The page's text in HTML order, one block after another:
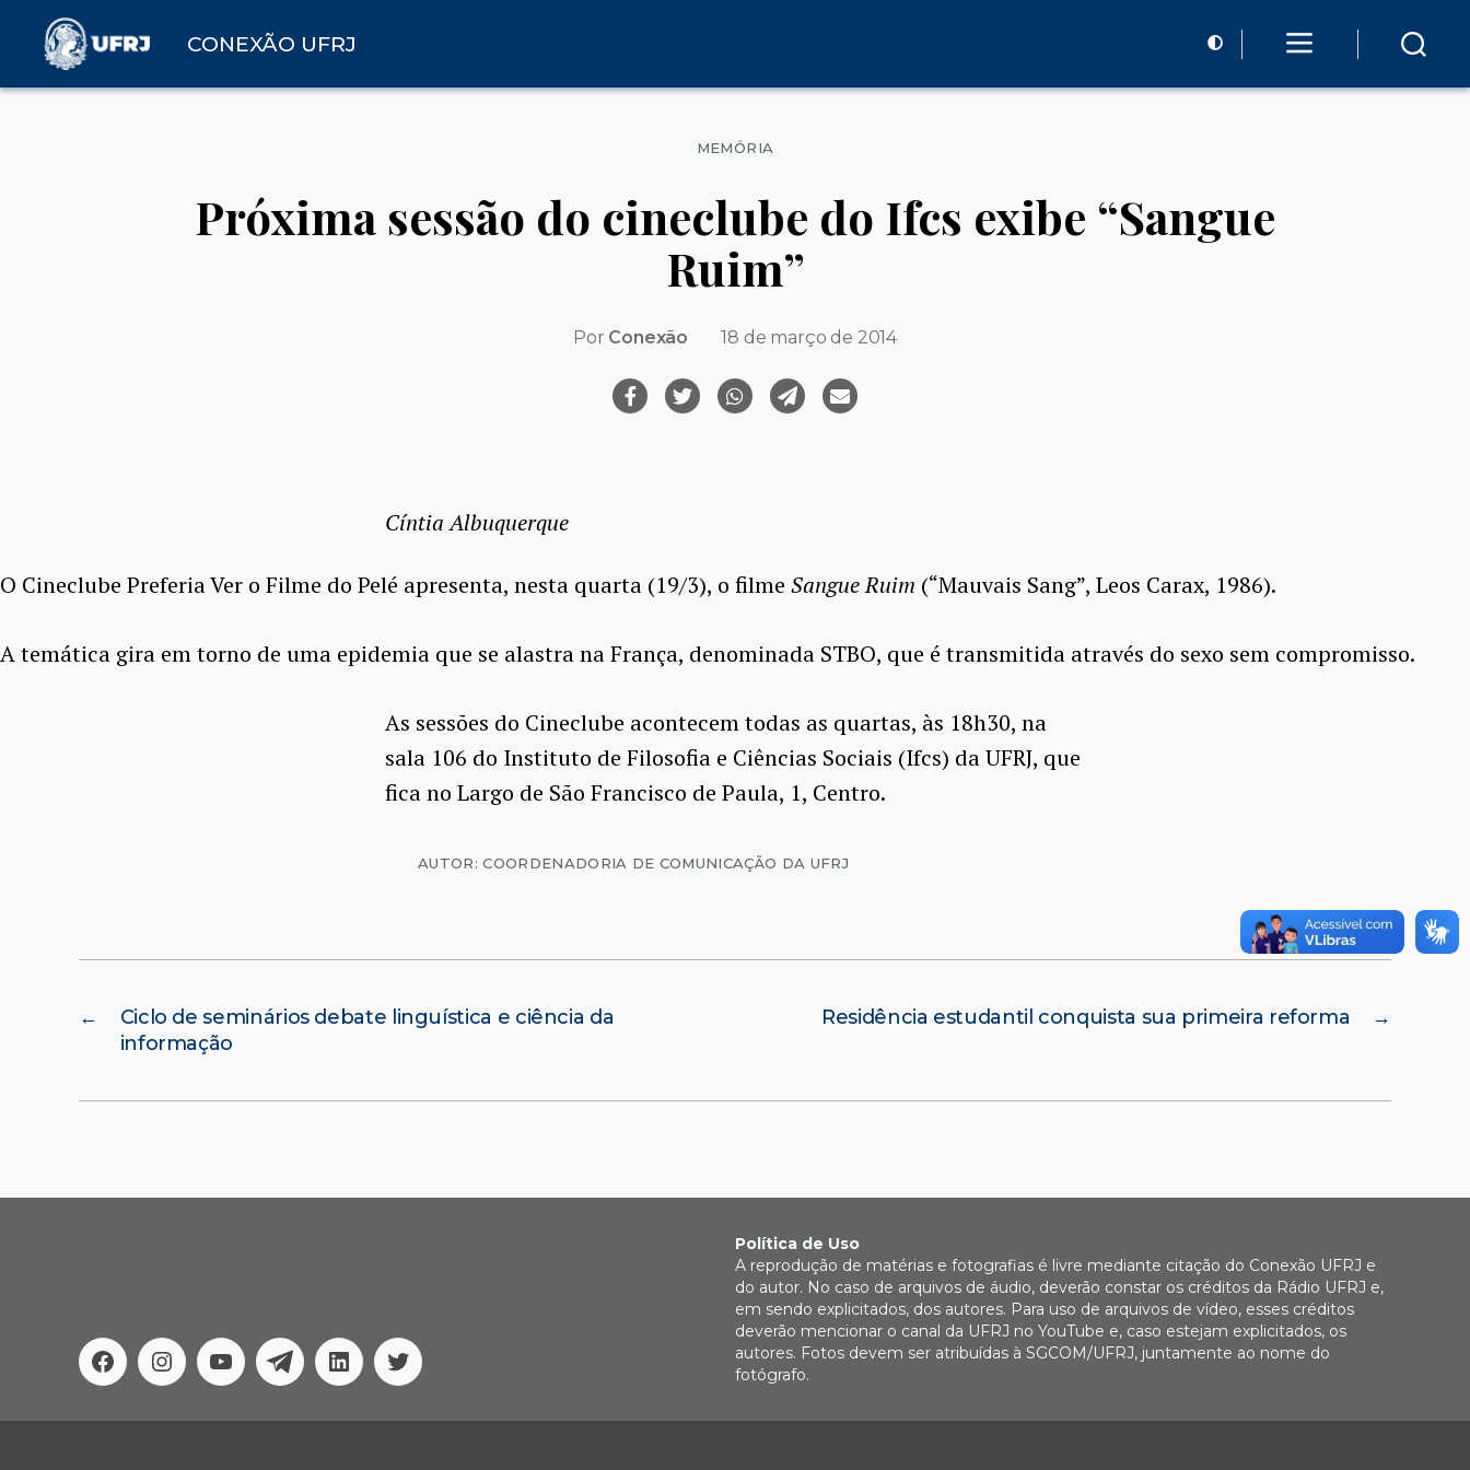
CONEXÃO UFRJ
Categorias
MEMÓRIA
Próxima sessão do cineclube do Ifcs exibe “Sangue
Ruim”
Por Conexão 18 de março de 2014
Cíntia Albuquerque
O Cineclube Preferia Ver o Filme do Pelé apresenta, nesta quarta (19/3), o filme Sangue Ruim (“Mauvais Sang”, Leos Carax, 1986).
A temática gira em torno de uma epidemia que se alastra na França, denominada STBO, que é transmitida através do sexo sem compromisso.
As sessões do Cineclube acontecem todas as quartas, às 18h30, na
sala 106 do Instituto de Filosofia e Ciências Sociais (Ifcs) da UFRJ, que
fica no Largo de São Francisco de Paula, 1, Centro.
AUTOR: COORDENADORIA DE COMUNICAÇÃO DA UFRJ
←
Ciclo de seminários debate linguística e ciência da
informação
→
Residência estudantil conquista sua primeira reforma
FacebookInstagram
YoutubeTelegramLinkedinTwitter
Política de Uso
A reprodução de matérias e fotografias é livre mediante citação do Conexão UFRJ e
do autor. No caso de arquivos de áudio, deverão constar os créditos da Rádio UFRJ e,
em sendo explicitados, dos autores. Para uso de arquivos de vídeo, esses créditos
deverão mencionar o canal da UFRJ no YouTube e, caso estejam explicitados, os
autores. Fotos devem ser atribuídas à SGCOM/UFRJ, juntamente ao nome do
fotógrafo.